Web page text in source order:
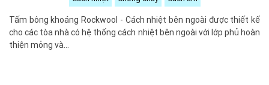
Tấm bông khoáng Rockwool - Cách nhiệt bên ngoài được thiết kế
cho các tòa nhà có hệ thống cách nhiệt bên ngoài với lớp phủ hoàn
thiện mỏng và...